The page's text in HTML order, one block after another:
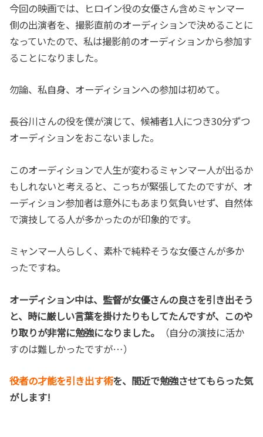
今回の映画では、ヒロイン役の女優さん含めミャンマー
側の出演者を、撮影直前のオーディションで決めることに
なっていたので、私は撮影前のオーディションから参加す
ることになりました。
勿論、私自身、オーディションへの参加は初めて。
長谷川さんの役を僕が演じて、候補者1人につき30分ずつ
オーディションをおこないました。
このオーディションで人生が変わるミャンマー人が出るか
もしれないと考えると、こっちが緊張してたのですが、オ
ーディション参加者は意外にもあまり気負いせず、自然体
で演技してる人が多かったのが印象的です。
ミャンマー人らしく、素朴で純粋そうな女優さんが多か
ったですね。
オーディション中は、監督が女優さんの良さを引き出そう
と、時に厳しい言葉を掛けたりもしてたんですが、このや
り取りが非常に勉強になりました。
（自分の演技に活か
すのは難しかったですが…）
役者の才能を引き出す術を、間近で勉強させてもらった気
がします!